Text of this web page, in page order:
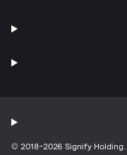
© 2018-2026 Signify